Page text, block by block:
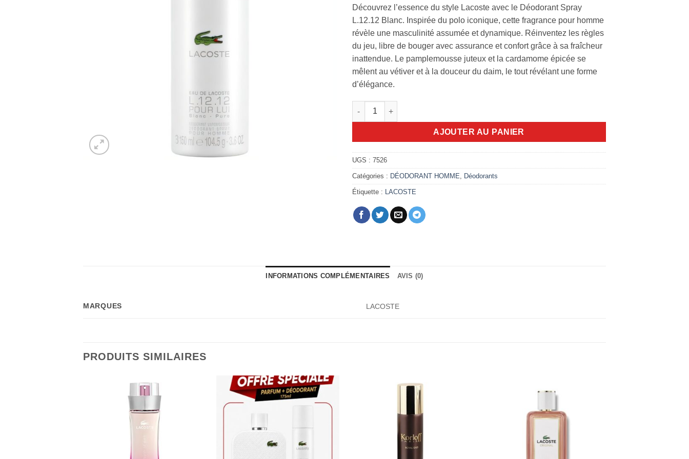
Découvrez l’essence du style Lacoste avec le Déodorant Spray
L.12.12 Blanc. Inspirée du polo iconique, cette fragrance pour homme
révèle une masculinité assumée et dynamique. Réinventez les règles
du jeu, libre de bouger avec assurance et confort grâce à sa fraîcheur
inattendue. Le pamplemousse juteux et la cardamome épicée se
mêlent au vétiver et à la douceur du daim, le tout révélant une forme
d’élégance.
quantité de Déodorant Lacoste L.12.12 150ml
AJOUTER AU PANIER
UGS : 7526
Catégories : DÉODORANT HOMME, Déodorants
Étiquette : LACOSTE
INFORMATIONS COMPLÉMENTAIRES AVIS (0)
MARQUES LACOSTE
PRODUITS SIMILAIRES